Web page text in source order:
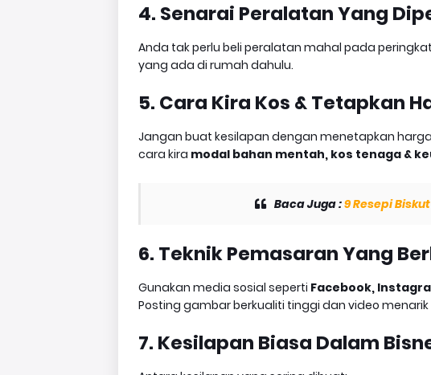
4. Senarai Peralatan Yang
Anda tak perlu beli peralatan mahal pada
yang ada di rumah dahulu.
5. Cara Kira Kos & Tetapkan
Jangan buat kesilapan dengan menetapkan
cara kira modal bahan mentah, kos tenaga &
Baca Juga :9 Resepi
6. Teknik Pemasaran Yang
Gunakan media sosial seperti Facebook,
Posting gambar berkualiti tinggi dan video
7. Kesilapan Biasa Dalam